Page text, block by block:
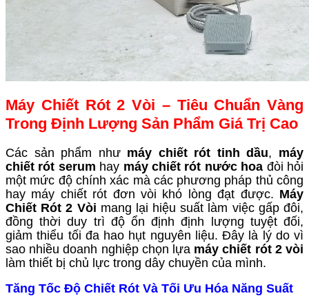
Máy Chiết Rót 2 Vòi – Tiêu Chuẩn Vàng
Trong Định Lượng Sản Phẩm Giá Trị Cao
Các sản phẩm như máy chiết rót tinh dầu, máy
chiết rót serum hay máy chiết rót nước hoa đòi hỏi
một mức độ chính xác mà các phương pháp thủ công
hay máy chiết rót đơn vòi khó lòng đạt được. Máy
Chiết Rót 2 Vòi mang lại hiệu suất làm việc gấp đôi,
đồng thời duy trì độ ổn định định lượng tuyệt đối,
giảm thiểu tối đa hao hụt nguyên liệu. Đây là lý do vì
sao nhiều doanh nghiệp chọn lựa máy chiết rót 2 vòi
làm thiết bị chủ lực trong dây chuyền của mình.
Tăng Tốc Độ Chiết Rót Và Tối Ưu Hóa Năng Suất